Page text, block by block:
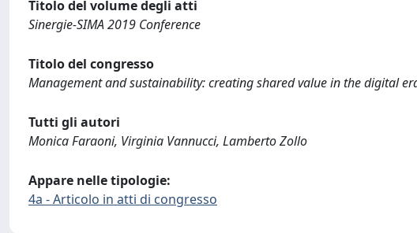
Titolo del volume degli atti
Sinergie-SIMA 2019 Conference
Titolo del congresso
Management and sustainability: creating shared value in the digital
Tutti gli autori
Monica Faraoni, Virginia Vannucci, Lamberto Zollo
Appare nelle tipologie:
4a - Articolo in atti di congresso